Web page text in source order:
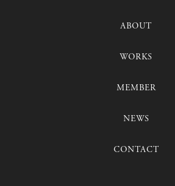
ABOUT
WORKS
MEMBER
NEWS
CONTACT